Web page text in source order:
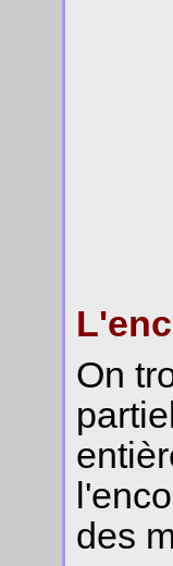
On
des